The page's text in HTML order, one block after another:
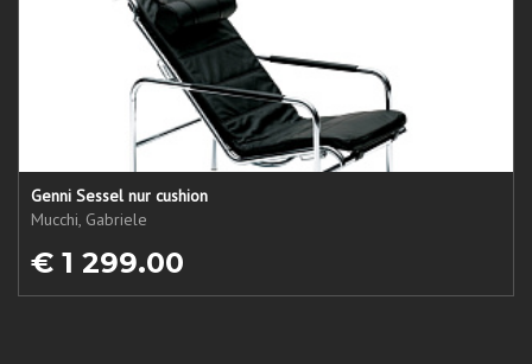
Genni Sessel nur cushion
Mucchi, Gabriele
€ 1 299.00